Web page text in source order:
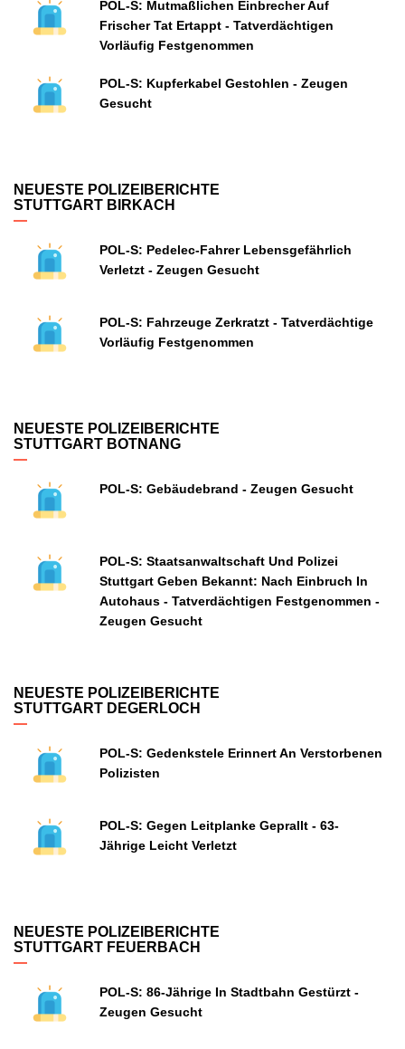
POL-S: Mutmaßlichen Einbrecher Auf
Frischer Tat Ertappt - Tatverdächtigen
Vorläufig Festgenommen
POL-S: Kupferkabel Gestohlen - Zeugen
Gesucht
NEUESTE POLIZEIBERICHTE
STUTTGART BIRKACH
POL-S: Pedelec-Fahrer Lebensgefährlich
Verletzt - Zeugen Gesucht
POL-S: Fahrzeuge Zerkratzt - Tatverdächtige
Vorläufig Festgenommen
NEUESTE POLIZEIBERICHTE
STUTTGART BOTNANG
POL-S: Gebäudebrand - Zeugen Gesucht
POL-S: Staatsanwaltschaft Und Polizei
Stuttgart Geben Bekannt: Nach Einbruch In
Autohaus - Tatverdächtigen Festgenommen -
Zeugen Gesucht
NEUESTE POLIZEIBERICHTE
STUTTGART DEGERLOCH
POL-S: Gedenkstele Erinnert An Verstorbenen
Polizisten
POL-S: Gegen Leitplanke Geprallt - 63-
Jährige Leicht Verletzt
NEUESTE POLIZEIBERICHTE
STUTTGART FEUERBACH
POL-S: 86-Jährige In Stadtbahn Gestürzt -
Zeugen Gesucht